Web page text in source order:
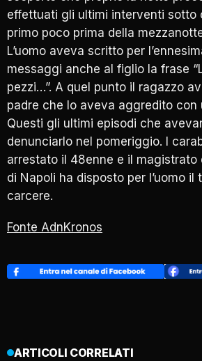
effettuati gli ultimi interventi sotto
primo poco prima della
L’uomo aveva scritto per
messaggi anche al figlio la frase
pezzi…”. A quel punto il ragazzo
padre che lo aveva aggredito con
Questi gli ultimi episodi che
denunciarlo nel pomeriggio. I
arrestato il 48enne e il magistrato
di Napoli ha disposto per l’uomo il
carcere.
Fonte AdnKronos
ARTICOLI CORRELATI